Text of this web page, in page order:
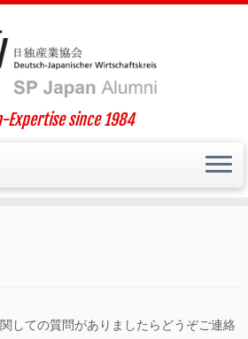
Expertise since 1984
しての質問がありましたらどうぞご連絡